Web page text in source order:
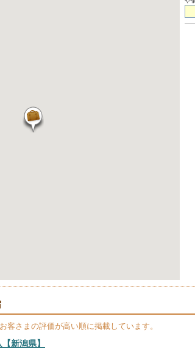
客さまの評価が高い順に掲載しています。
【新潟県】